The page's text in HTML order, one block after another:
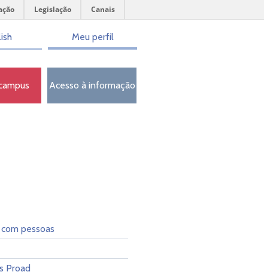
Legislação Canais
Meu perfil
Acesso à informação
pessoas
Proad